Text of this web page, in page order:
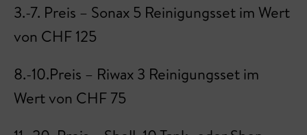
3.-7. Preis – Sonax 5 Reinigungsset im Wert
von CHF 125
8.-10.Preis – Riwax 3 Reinigungsset im
Wert von CHF 75